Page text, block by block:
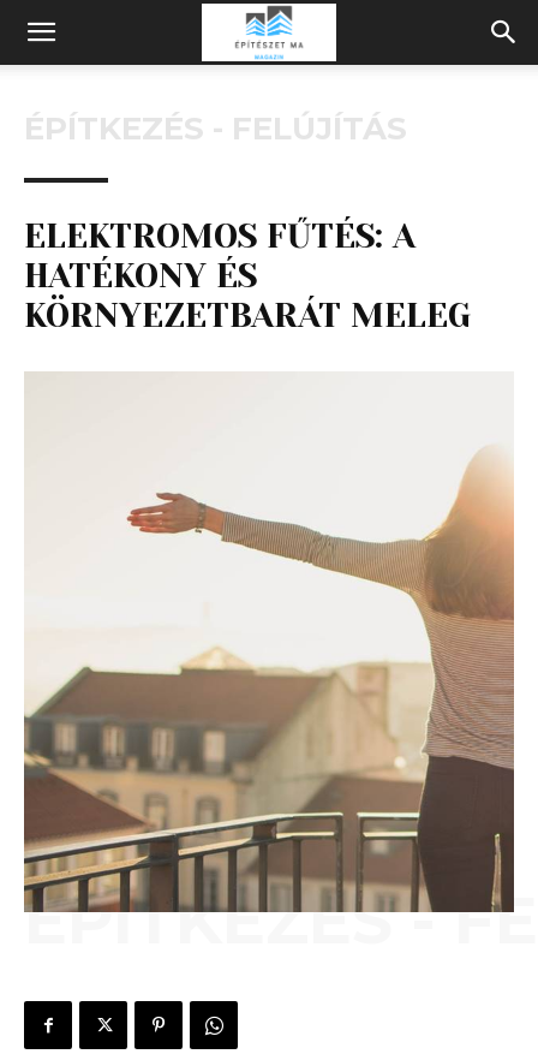
Építeszeti
Magazin
ÉPÍTKEZÉS - FELÚJÍTÁS
ELEKTROMOS FŰTÉS: A
HATÉKONY ÉS
KÖRNYEZETBARÁT MELEG
ÉPÍTKEZÉS -